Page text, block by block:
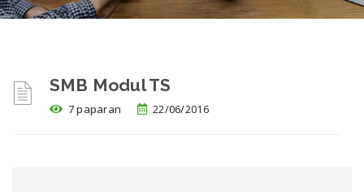
SMB Modul TS
7 paparan 22/06/2016